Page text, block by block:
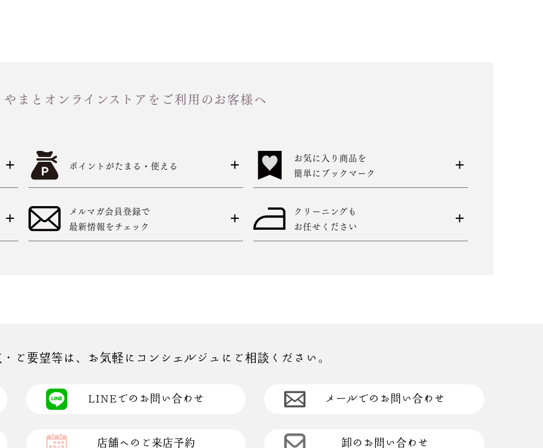
やまとオンラインストアをご利用のお客様へ
ポイントがたまる・使える
お気に入り商品を
簡単にブックマーク
メルマガ会員登録で
最新情報をチェック
クリーニングも
お任せください
ご要望等は、お気軽にコンシェルジュにご相談ください。
LINEでのお問い合わせ メールでのお問い合わせ
店舗へのご来店予約 卸のお問い合わせ